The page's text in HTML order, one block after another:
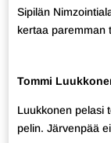
Sipilän
kertaa paremman
Tommi
Luukkonen pelasi
pelin. Järvenpää